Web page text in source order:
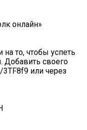
онлайн»
то, чтобы успеть
Добавить своего
или через